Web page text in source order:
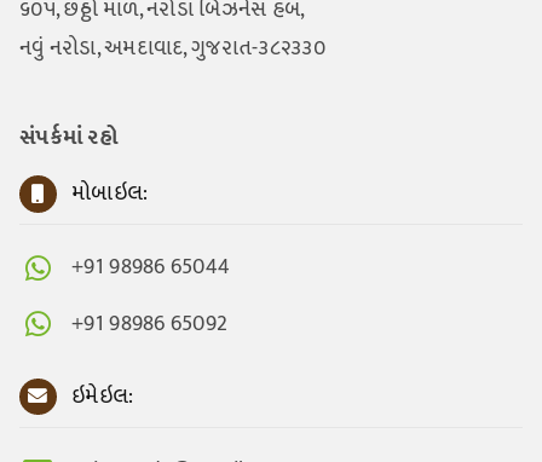
૬૦૫, છઠ્ઠો માળ, નરોડા બિઝનેસ હબ,
નવું નરોડા, અમદાવાદ, ગુજરાત-૩૮૨૩૩૦
સંપર્કમાં રહો
મોબાઇલ:
+91 98986 65044
+91 98986 65092
ઇમેઇલ: